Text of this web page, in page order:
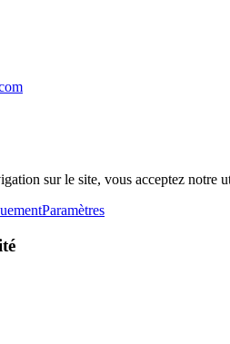
sur le site, vous acceptez notre
Paramètres